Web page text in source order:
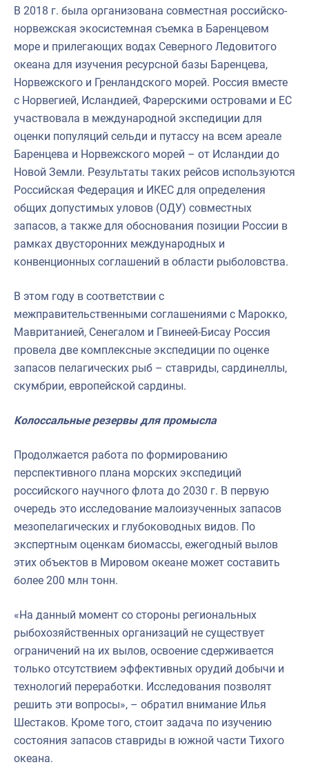
В 2018 г. была организована совместная российско-
норвежская экосистемная съемка в Баренцевом
море и прилегающих водах Северного Ледовитого
океана для изучения ресурсной базы Баренцева,
Норвежского и Гренландского морей. Россия вместе
с Норвегией, Исландией, Фарерскими островами и ЕС
участвовала в международной экспедиции для
оценки популяций сельди и путассу на всем ареале
Баренцева и Норвежского морей – от Исландии до
Новой Земли. Результаты таких рейсов используются
Российская Федерация и ИКЕС для определения
общих допустимых уловов (ОДУ) совместных
запасов, а также для обоснования позиции России в
рамках двусторонних международных и
конвенционных соглашений в области рыболовства.
В этом году в соответствии с
межправительственными соглашениями с Марокко,
Мавританией, Сенегалом и Гвинеей-Бисау Россия
провела две комплексные экспедиции по оценке
запасов пелагических рыб – ставриды, сардинеллы,
скумбрии, европейской сардины.
Колоссальные резервы для промысла
Продолжается работа по формированию
перспективного плана морских экспедиций
российского научного флота до 2030 г. В первую
очередь это исследование малоизученных запасов
мезопелагических и глубоководных видов. По
экспертным оценкам биомассы, ежегодный вылов
этих объектов в Мировом океане может составить
более 200 млн тонн.
«На данный момент со стороны региональных
рыбохозяйственных организаций не существует
ограничений на их вылов, освоение сдерживается
только отсутствием эффективных орудий добычи и
технологий переработки. Исследования позволят
решить эти вопросы», – обратил внимание Илья
Шестаков. Кроме того, стоит задача по изучению
состояния запасов ставриды в южной части Тихого
океана.